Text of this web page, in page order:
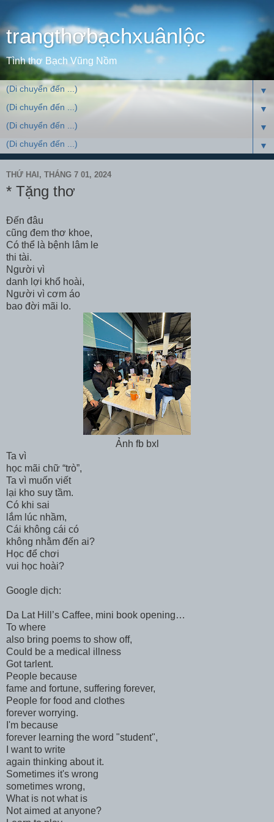
trangthơbạchxuânlộc
Tình thơ Bạch Vũng Nồm
▼
▼
▼
▼
THỨ HAI, THÁNG 7 01, 2024
* Tặng thơ
Đến đâu
cũng đem thơ khoe,
Có thể là bệnh lâm le
thi tài.
Người vì
danh lợi khổ hoài,
Người vì cơm áo
bao đời mãi lo.
Ảnh fb bxl
Ta vì
học mãi chữ “trò”,
Ta vì muốn viết
lại kho suy tầm.
Có khi sai
lắm lúc nhầm,
Cái không cái có
không nhằm đến ai?
Học để chơi
vui học hoài?
Google dịch:
Da Lat Hill’s Caffee, mini book opening…
To where
also bring poems to show off,
Could be a medical illness
Got tarlent.
People because
fame and fortune, suffering forever,
People for food and clothes
forever worrying.
I'm because
forever learning the word "student",
I want to write
again thinking about it.
Sometimes it's wrong
sometimes wrong,
What is not what is
Not aimed at anyone?